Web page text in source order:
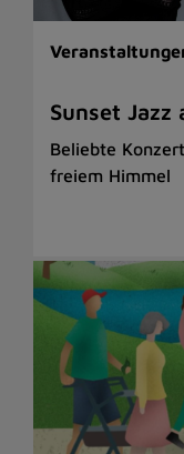
Sunset Jazz
Beliebte
freiem Himmel